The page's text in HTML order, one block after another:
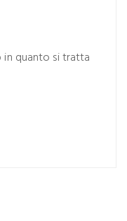
in quanto si tratta